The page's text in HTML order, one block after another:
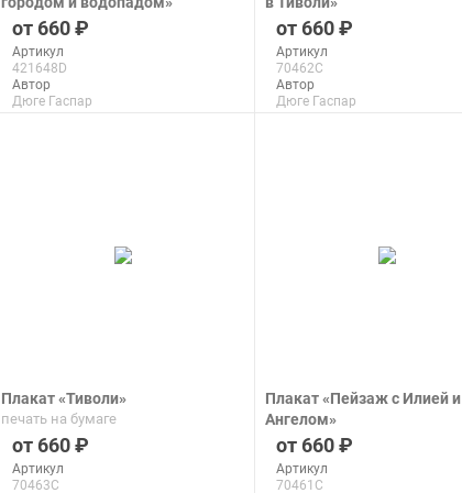
печать на бумаге
660
Артикул
421648D
Автор
Дюге Гаспар
печать на бумаге
660
Артикул
70462C
Автор
Дюге Гаспар
Плакат «Тиволи»
печать на бумаге
660
Артикул
70463C
Плакат «Пейзаж с Илией и
Ангелом»
печать на бумаге
660
Артикул
70461C